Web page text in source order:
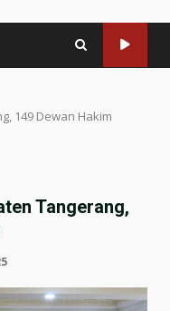
149 Dewan Hakim
Tangerang,